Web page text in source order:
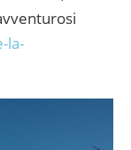
la-